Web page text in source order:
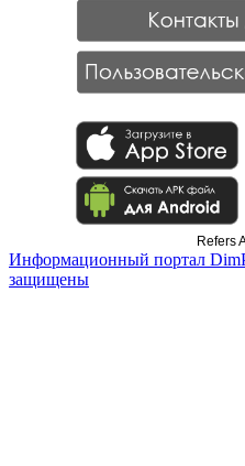
Refers
Информационный портал
защищены